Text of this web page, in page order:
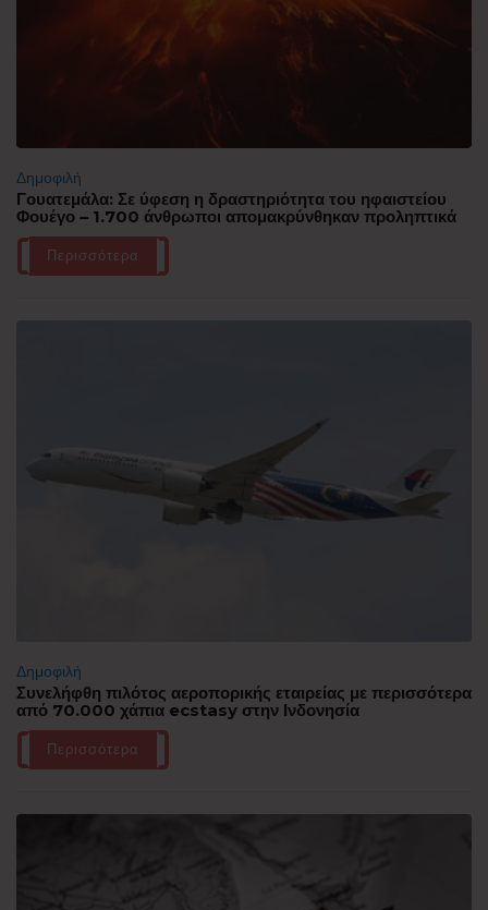
Δημοφιλή
Γουατεμάλα: Σε ύφεση η δραστηριότητα του ηφαιστείου
Φουέγο – 1.700 άνθρωποι απομακρύνθηκαν προληπτικά
Περισσότερα
Δημοφιλή
Συνελήφθη πιλότος αεροπορικής εταιρείας με περισσότερα
από 70.000 χάπια ecstasy στην Ινδονησία
Περισσότερα